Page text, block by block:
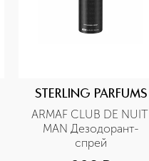
STERLING PARFUMS
ARMAF CLUB DE NUIT
MAN Дезодорант-
спрей